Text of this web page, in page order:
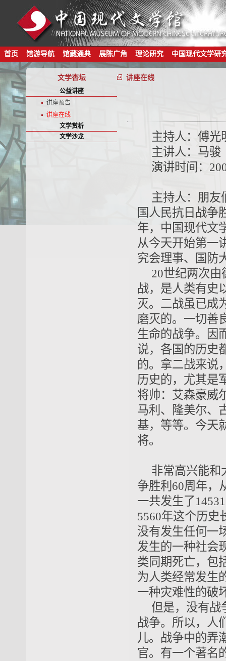
首页 馆游导航 馆藏通典 展陈广角 理论研究 中国现代文学研
文学杏坛 讲座在线
公益讲座
讲座预告
讲座在线
文学赏析
文学沙龙
主持人：傅光
主讲人：马骏
演讲时间：
主持人：朋友
国人民抗日战争
年，中国现代文
从今天开始第一
究会理事、国防
20世纪两次
战，是人类有史
灭。二战虽已成
磨灭的。一切善
生命的战争。因
说，各国的历史
的。拿二战来说
历史的，尤其是
将帅：艾森豪威
马利、隆美尔、
基，等等。今天
将。
非常高兴能和
争胜利60周年，
一共发生了
5560年这个历史
没有发生任何一
发生的一种社会
类同期死亡，包
为人类经常发生
一种灾难性的破
但是，没有战
战争。所以，人
儿。战争中的弄
官。有一个著名